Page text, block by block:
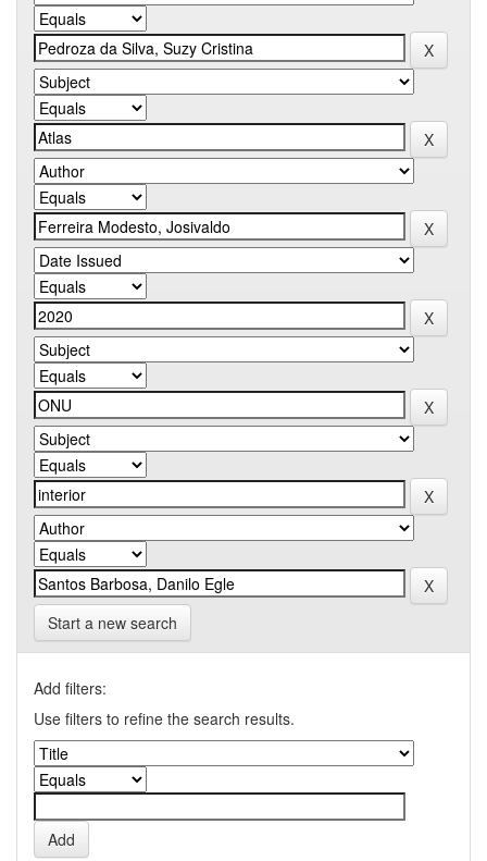
Start a new search
Add filters:
Use filters to refine the search results.